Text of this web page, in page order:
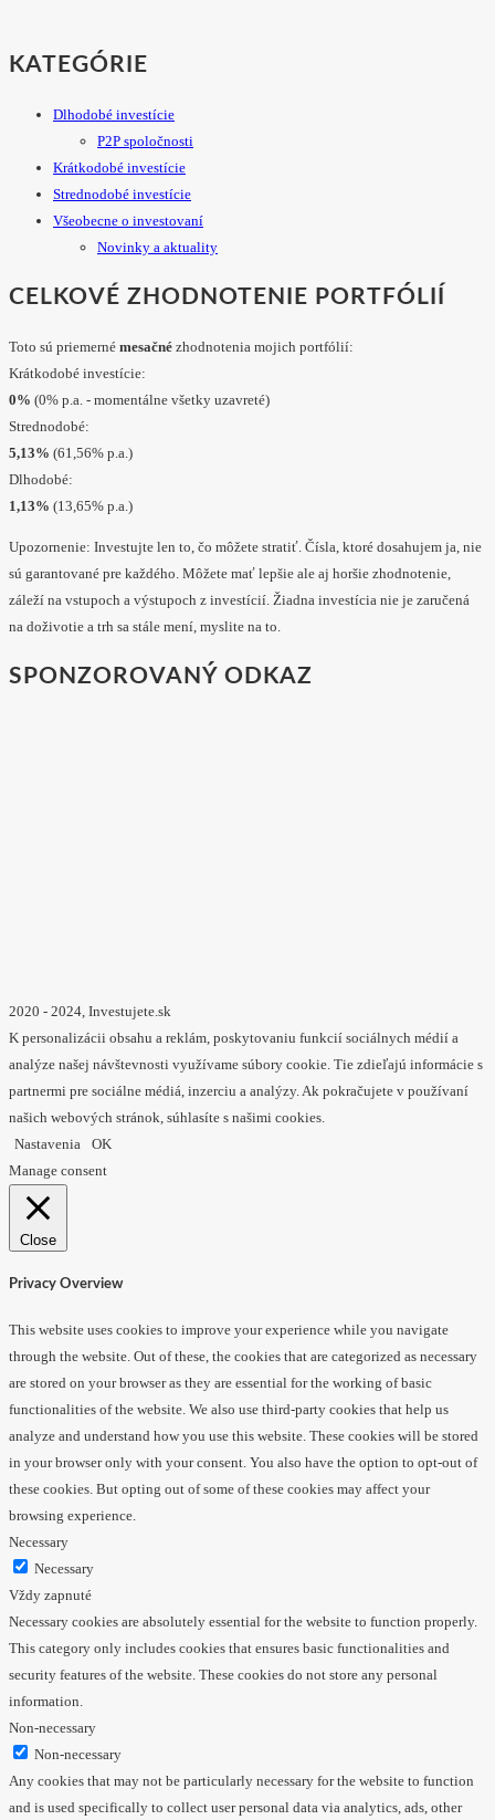
KATEGÓRIE
Dlhodobé investície
P2P spoločnosti
Krátkodobé investície
Strednodobé investície
Všeobecne o investovaní
Novinky a aktuality
CELKOVÉ ZHODNOTENIE PORTFÓLIÍ
Toto sú priemerné mesačné zhodnotenia mojich portfólií:
Krátkodobé investície:
0% (0% p.a. - momentálne všetky uzavreté)
Strednodobé:
5,13% (61,56% p.a.)
Dlhodobé:
1,13% (13,65% p.a.)
Upozornenie: Investujte len to, čo môžete stratiť. Čísla, ktoré dosahujem ja, nie
sú garantované pre každého. Môžete mať lepšie ale aj horšie zhodnotenie,
záleží na vstupoch a výstupoch z investícií. Žiadna investícia nie je zaručená
na doživotie a trh sa stále mení, myslite na to.
SPONZOROVANÝ ODKAZ
2020 - 2024, Investujete.sk
K personalizácii obsahu a reklám, poskytovaniu funkcií sociálnych médií a
analýze našej návštevnosti využívame súbory cookie. Tie zdieľajú informácie s
partnermi pre sociálne médiá, inzerciu a analýzy. Ak pokračujete v používaní
našich webových stránok, súhlasíte s našimi cookies.
Nastavenia
OK
Manage consent
Close
Privacy Overview
This website uses cookies to improve your experience while you navigate
through the website. Out of these, the cookies that are categorized as necessary
are stored on your browser as they are essential for the working of basic
functionalities of the website. We also use third-party cookies that help us
analyze and understand how you use this website. These cookies will be stored
in your browser only with your consent. You also have the option to opt-out of
these cookies. But opting out of some of these cookies may affect your
browsing experience.
Necessary
Necessary
Vždy zapnuté
Necessary cookies are absolutely essential for the website to function properly.
This category only includes cookies that ensures basic functionalities and
security features of the website. These cookies do not store any personal
information.
Non-necessary
Non-necessary
Any cookies that may not be particularly necessary for the website to function
and is used specifically to collect user personal data via analytics, ads, other